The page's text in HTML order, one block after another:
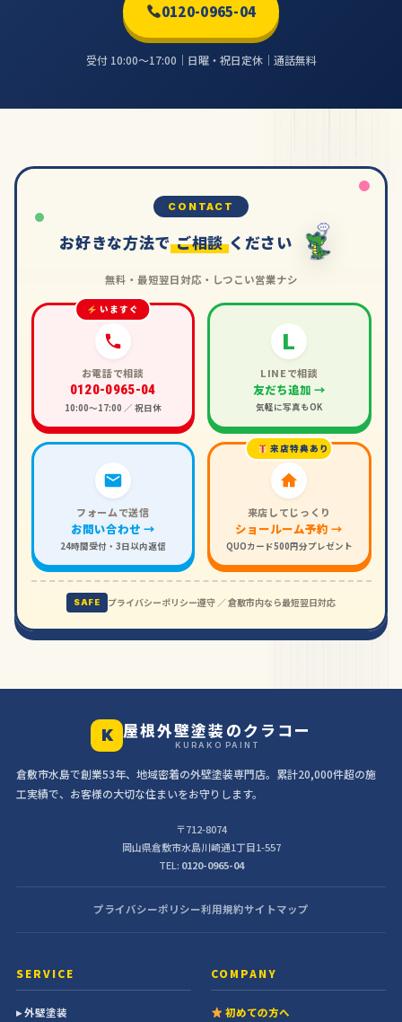
0120-0965-04
受付 10:00〜17:00｜日曜・祝日定休｜通話無料
CONTACT
お好きな方法で ご相談 ください
無料・最短翌日対応・しつこい営業ナシ
いますぐ
お電話で相談
0120-0965-04
10:00〜17:00 ／ 祝日休
L
LINEで相談
友だち追加 →
気軽に写真もOK
フォームで送信
お問い合わせ →
24時間受付・3日以内返信
来店特典あり
来店してじっくり
ショールーム予約 →
QUOカード500円分プレゼント
SAFE プライバシーポリシー遵守 ／ 倉敷市内なら最短翌日対応
K 屋根外壁塗装のクラコー
KURAKO PAINT
倉敷市水島で創業53年、地域密着の外壁塗装専門店。累計20,000件超の施
工実績で、お客様の大切な住まいをお守りします。
〒712-8074
岡山県倉敷市水島川崎通1丁目1-557
TEL: 0120-0965-04
プライバシーポリシー利用規約サイトマップ
SERVICE
▸ 外壁塗装
COMPANY
初めての方へ